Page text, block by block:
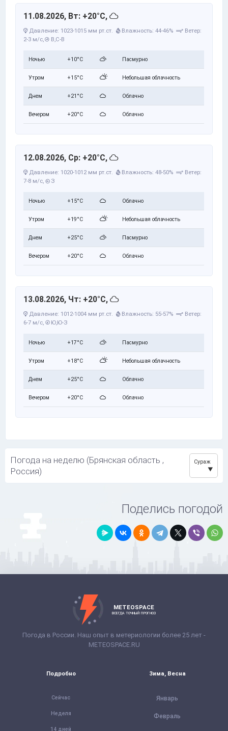
11.08.2026, Вт: +20°C,
Давление: 1023-1015 мм рт.ст. Влажность: 44-46%
Ветер:
2-3 м/с,
В,С-В
Ночью +10°C Пасмурно
Утром +15°C Небольшая облачность
Днем +21°C Облачно
Вечером +20°C Облачно
12.08.2026, Ср: +20°C,
Давление: 1020-1012 мм рт.ст. Влажность: 48-50%
Ветер:
7-8 м/с, З
Ночью +15°C Облачно
Утром +19°C Небольшая облачность
Днем +25°C Пасмурно
Вечером +20°C Облачно
13.08.2026, Чт: +20°C,
Давление: 1012-1004 мм рт.ст. Влажность: 55-57%
Ветер:
6-7 м/с, Ю,Ю-З
Ночью +17°C Пасмурно
Утром +18°C Небольшая облачность
Днем +25°C Облачно
Вечером +20°C Облачно
Погода на неделю (Брянская область ,
Россия)
Сураж
Поделись погодой
METEOSPACE
ВСЕГДА ТОЧНЫЙ ПРОГНОЗ
Погода в России. Наш опыт в метериологии более 25 лет -
METEOSPACE.RU
Подробно
Сейчас
Неделя
14 дней
Зима, Весна
Январь
Февраль